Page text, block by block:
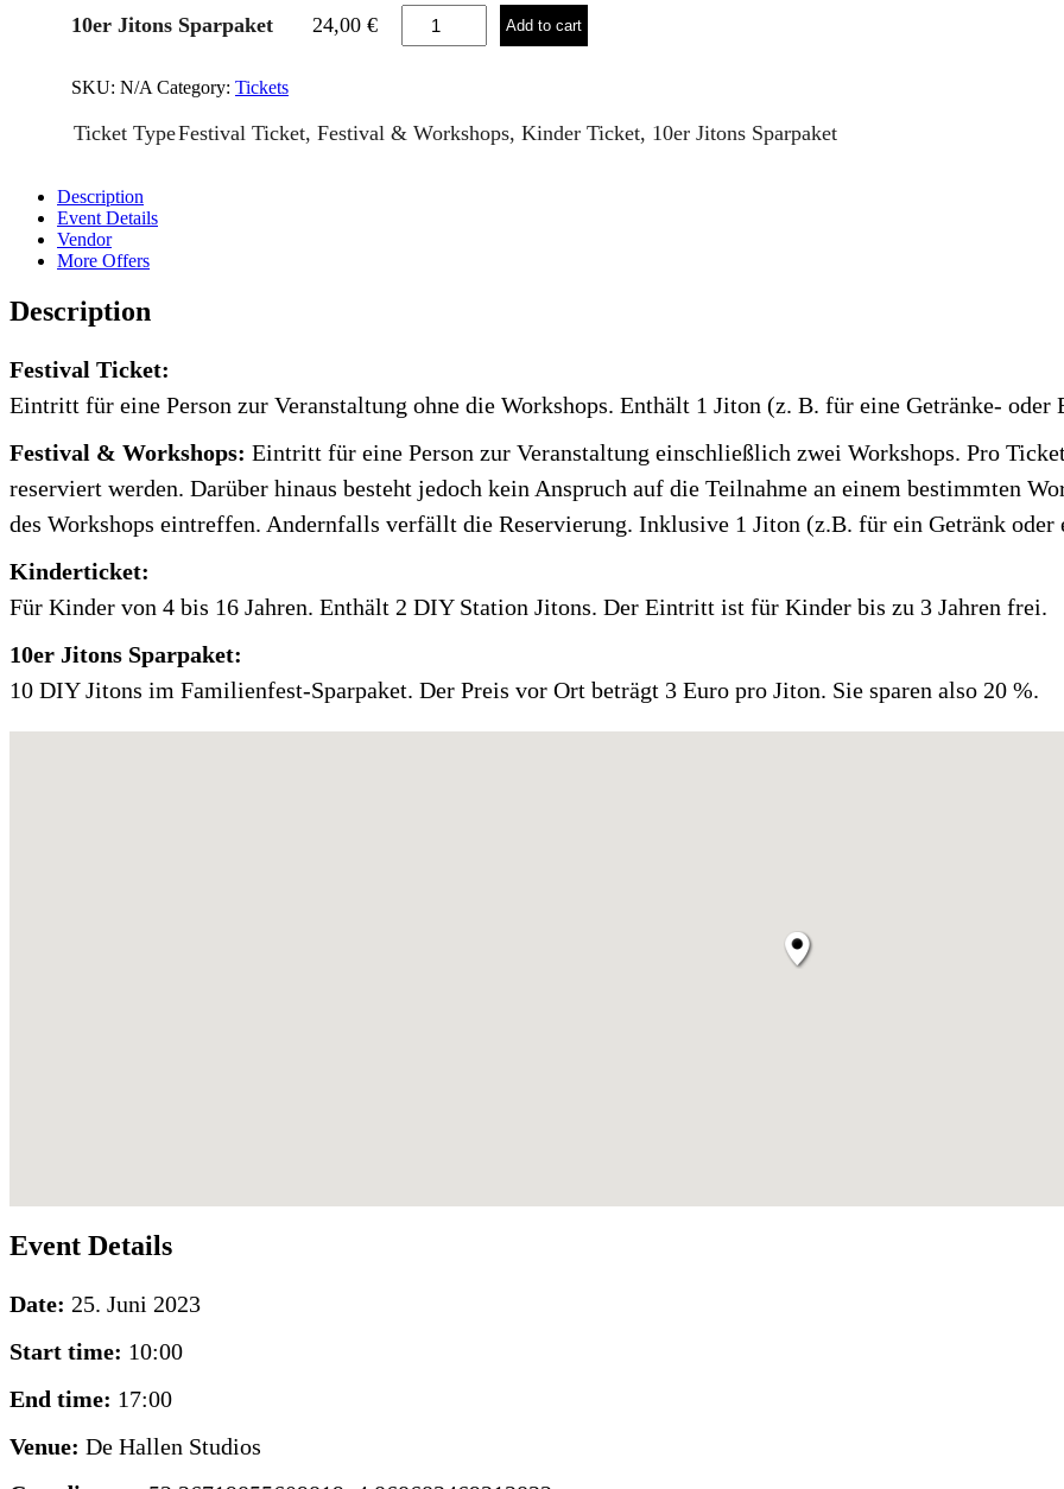
10er Jitons Sparpaket 24,00 €
FESTIVAL
SONNTAG
Add to cart
SKU: N/A Category: Tickets
Ticket TypeFestival Ticket, Festival & Workshops, Kinder Ticket, 10er Jitons Sparpaket
Description
Event Details
Vendor
More Offers
Description
Festival Ticket:
Eintritt für eine Person zur Veranstaltung ohne die Workshops. Enthält 1 Jiton (z. B. für eine Getränke- oder
Festival & Workshops: Eintritt für eine Person zur Veranstaltung einschließlich zwei Workshops. Pro
reserviert werden. Darüber hinaus besteht jedoch kein Anspruch auf die Teilnahme an einem bestimmten
des Workshops eintreffen. Andernfalls verfällt die Reservierung. Inklusive 1 Jiton (z.B. für ein Getränk oder
Kinderticket:
Für Kinder von 4 bis 16 Jahren. Enthält 2 DIY Station Jitons. Der Eintritt ist für Kinder bis zu 3 Jahren frei.
10er Jitons Sparpaket:
10 DIY Jitons im Familienfest-Sparpaket. Der Preis vor Ort beträgt 3 Euro pro Jiton. Sie sparen also 20 %.
Event Details
Date: 25. Juni 2023
Start time: 10:00
End time: 17:00
Venue: De Hallen Studios